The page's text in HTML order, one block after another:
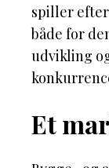
spiller
både for
udvikling
Et